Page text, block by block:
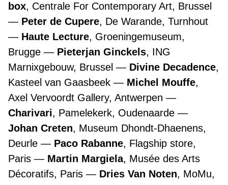
box, Centrale For Contemporary Art, Brussel
Peter de Cupere, De Warande, Turnhout
Haute Lecture, Groeningemuseum,
Brugge
Pieterjan Ginckels, ING
Marnixgebouw, Brussel
Divine Decadence,
Kasteel van Gaasbeek
Michel Mouffe,
Axel Vervoordt Gallery, Antwerpen
Charivari, Pamelekerk, Oudenaarde
Johan Creten, Museum Dhondt-Dhaenens,
Deurle
Paco Rabanne, Flagship store,
Paris
Martin Margiela, Musée des Arts
Décoratifs, Paris
Dries Van Noten, MoMu,